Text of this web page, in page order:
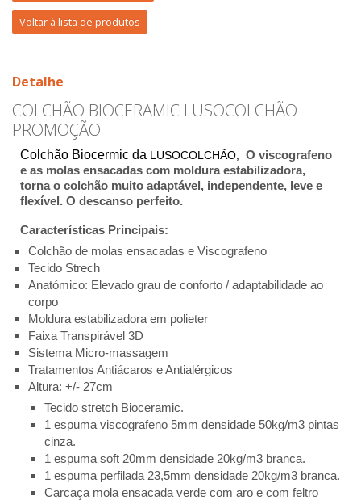
Voltar à lista de produtos
Detalhe
COLCHÃO BIOCERAMIC LUSOCOLCHÃO
PROMOÇÃO
Colchão Biocermic da LUSOCOLCHÃO, O viscografeno
e as molas ensacadas com moldura estabilizadora,
torna o colchão muito adaptável, independente, leve e
flexível. O descanso perfeito.
Características Principais:
Colchão de molas ensacadas e Viscografeno
Tecido Strech
Anatómico: Elevado grau de conforto / adaptabilidade ao
corpo
Moldura estabilizadora em polieter
Faixa Transpirável 3D
Sistema Micro-massagem
Tratamentos Antiácaros e Antialérgicos
Altura: +/- 27cm
Tecido stretch Bioceramic.
1 espuma viscografeno 5mm densidade 50kg/m3 pintas
cinza.
1 espuma soft 20mm densidade 20kg/m3 branca.
1 espuma perfilada 23,5mm densidade 20kg/m3 branca.
Carcaça mola ensacada verde com aro e com feltro